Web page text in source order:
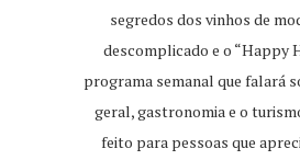
segredos dos vinhos de
descomplicado e o “Happy
programa semanal que falará
geral, gastronomia e o
feito para pessoas que